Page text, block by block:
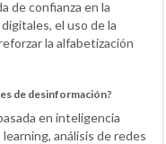
de confianza en la
el uso de la
la alfabetización
de desinformación?
en inteligencia
análisis de redes